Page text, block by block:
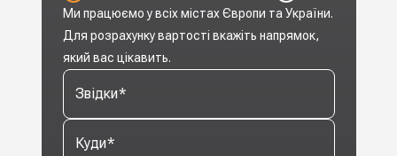
Ми працюємо у всіх містах Європи та України.
Для розрахунку вартості вкажіть напрямок,
який вас цікавить.
Звідки*
Куди*